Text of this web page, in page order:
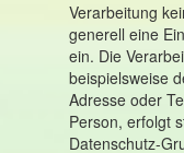
Verarbeitung
generell eine
ein. Die
beispielsweise
Adresse oder
Person, erfolgt
Datenschutz-